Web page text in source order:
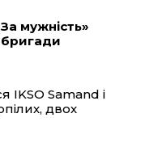
мужність»
бригади
IKSO Samand і
двох